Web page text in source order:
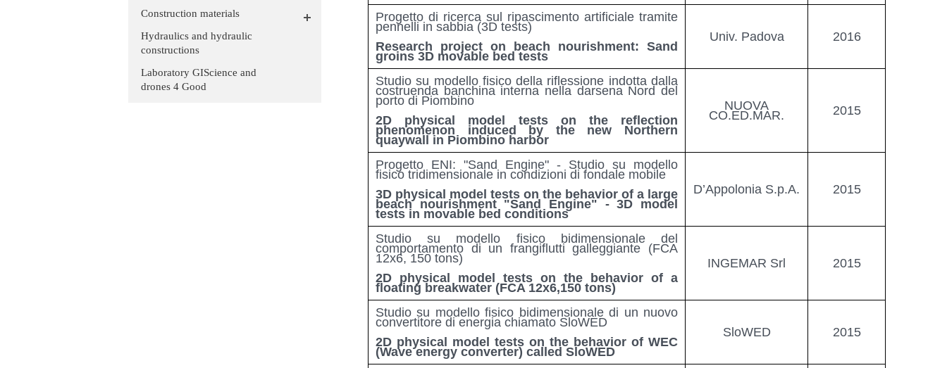
Construction materials
Hydraulics and hydraulic
constructions
Laboratory GIScience and
drones 4 Good
Progetto di ricerca sul ripascimento artificiale tramite
pennelli in sabbia (3D tests)
Research project on beach nourishment: Sand
groins 3D movable bed tests
Univ. Padova 2016
Studio su modello fisico della riflessione indotta dalla
costruenda banchina interna nella darsena Nord del
porto di Piombino
2D physical model tests on the reflection
phenomenon induced by the new Northern
quaywall in Piombino harbor
NUOVA
CO.ED.MAR. 2015
Progetto ENI: "Sand Engine" - Studio su modello
fisico tridimensionale in condizioni di fondale mobile
3D physical model tests on the behavior of a large
beach nourishment "Sand Engine" - 3D model
tests in movable bed conditions
D’Appolonia S.p.A. 2015
Studio su modello fisico bidimensionale del
comportamento di un frangiflutti galleggiante (FCA
12x6, 150 tons)
2D physical model tests on the behavior of a
floating breakwater (FCA 12x6,150 tons)
INGEMAR Srl 2015
Studio su modello fisico bidimensionale di un nuovo
convertitore di energia chiamato SloWED
2D physical model tests on the behavior of WEC
(Wave energy converter) called SloWED
SloWED 2015